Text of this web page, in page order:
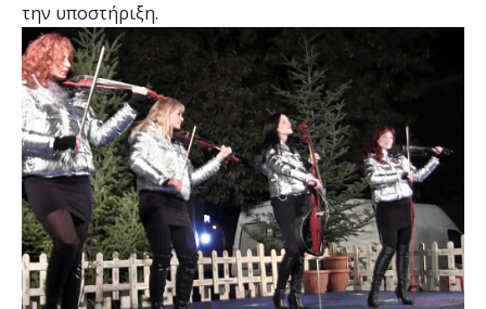
την υποστήριξη.